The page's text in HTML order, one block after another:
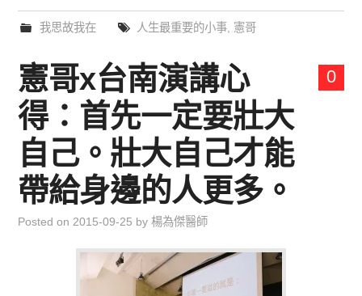
我思故我在 人生最重要的小事, 憲哥
0
憲哥x台南演講心
得：首先一定要壯大
自己。壯大自己才能
帶給身邊的人更多。
Posted on 2015-09-25 by楊為傑醫師